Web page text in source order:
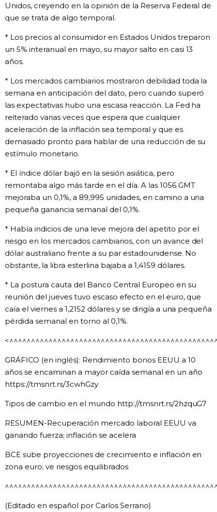
Tokio
Avisos
Unidos, creyendo en la opinión de la Reserva Federal de
que se trata de algo temporal.
* Los precios al consumidor en Estados Unidos treparon
un 5% interanual en mayo, su mayor salto en casi 13
años.
* Los mercados cambiarios mostraron debilidad toda la
semana en anticipación del dato, pero cuando superó
las expectativas hubo una escasa reacción. La Fed ha
reiterado varias veces que espera que cualquier
aceleración de la inflación sea temporal y que es
demasiado pronto para hablar de una reducción de su
estímulo monetario.
* El índice dólar bajó en la sesión asiática, pero
remontaba algo más tarde en el día. A las 1056 GMT
mejoraba un 0,1%, a 89,995 unidades, en camino a una
pequeña ganancia semanal del 0,1%.
* Había indicios de una leve mejora del apetito por el
riesgo en los mercados cambiarios, con un avance del
dólar australiano frente a su par estadounidense. No
obstante, la libra esterlina bajaba a 1,4159 dólares.
* La postura cauta del Banco Central Europeo en su
reunión del jueves tuvo escaso efecto en el euro, que
caía el viernes a 1,2152 dólares y se dirigía a una pequeña
pérdida semanal en torno al 0,1%.
GRÁFICO (en inglés): Rendimiento bonos EEUU a 10
años se encaminan a mayor caída semanal en un año
https://tmsnrt.rs/3cwhGzy
Tipos de cambio en el mundo http://tmsnrt.rs/2hzquG7
RESUMEN-Recuperación mercado laboral EEUU va
ganando fuerza; inflación se acelera
BCE sube proyecciones de crecimiento e inflación en
zona euro; ve riesgos equilibrados
(Editado en español por Carlos Serrano)